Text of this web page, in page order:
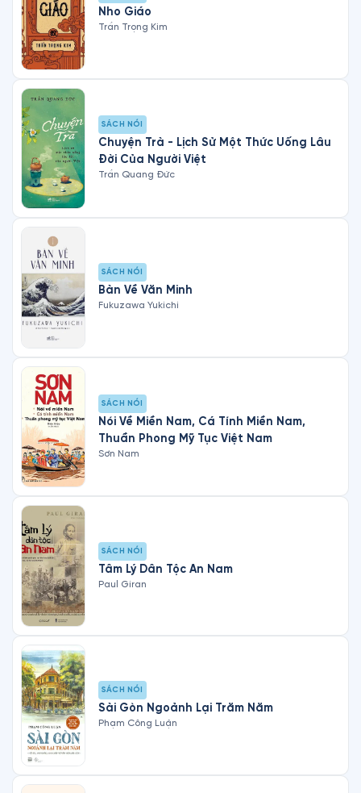
Nho Giáo
Trần Trọng Kim
SÁCH NÓI
Chuyện Trà - Lịch Sử Một Thức Uống Lâu
Đời Của Người Việt
Trần Quang Đức
SÁCH NÓI
Bàn Về Văn Minh
Fukuzawa Yukichi
SÁCH NÓI
Nói Về Miền Nam, Cá Tính Miền Nam,
Thuần Phong Mỹ Tục Việt Nam
Sơn Nam
SÁCH NÓI
Tâm Lý Dân Tộc An Nam
Paul Giran
SÁCH NÓI
Sài Gòn Ngoảnh Lại Trăm Năm
Phạm Công Luận